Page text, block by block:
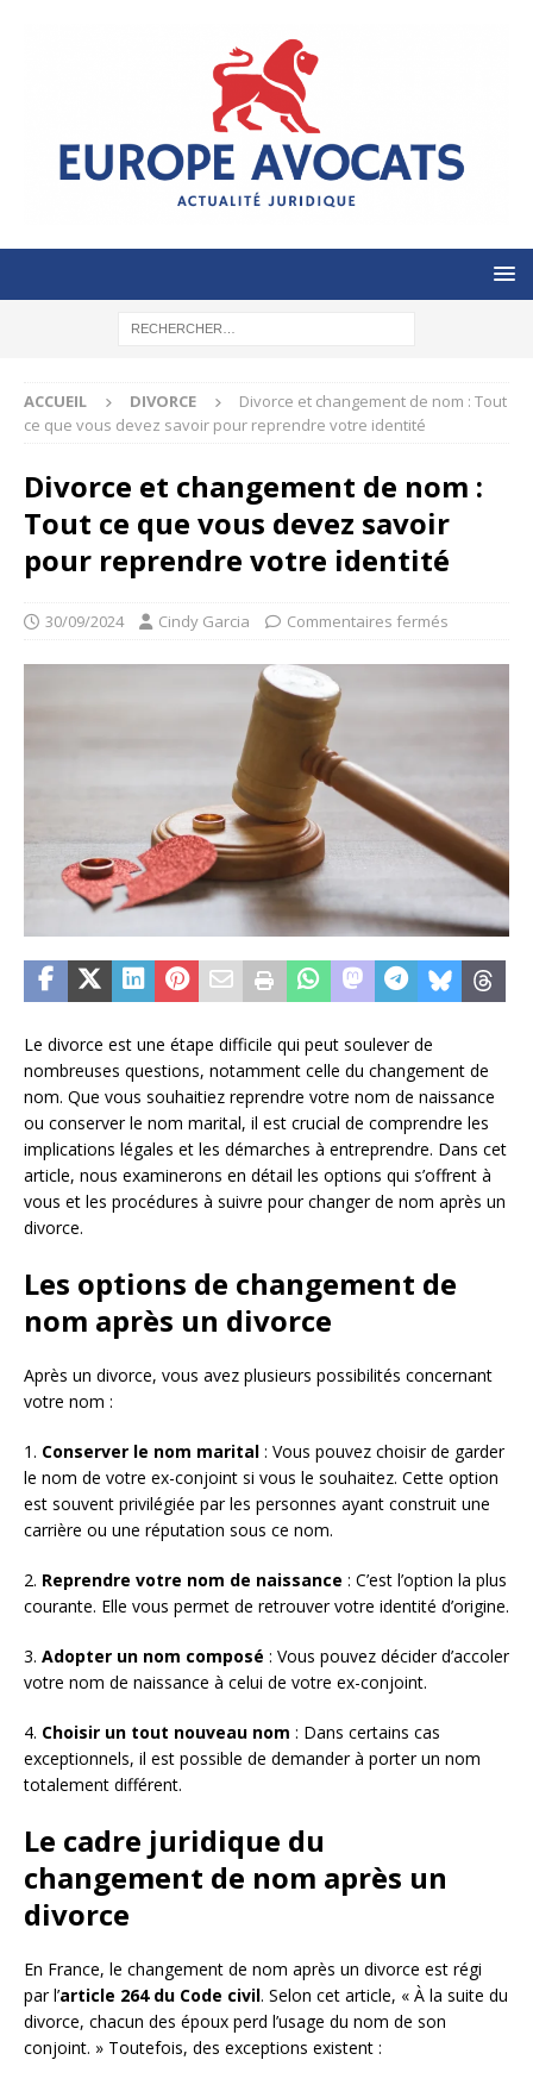
ACCUEIL DIVORCE
Divorce et changement de nom : Tout
ce que vous devez savoir pour reprendre votre identité
Divorce et changement de nom :
Tout ce que vous devez savoir
pour reprendre votre identité
30/09/2024 Cindy Garcia Commentaires fermés
Le divorce est une étape difficile qui peut soulever de
nombreuses questions, notamment celle du changement de
nom. Que vous souhaitiez reprendre votre nom de naissance
ou conserver le nom marital, il est crucial de comprendre les
implications légales et les démarches à entreprendre. Dans cet
article, nous examinerons en détail les options qui s’offrent à
vous et les procédures à suivre pour changer de nom après un
divorce.
Les options de changement de
nom après un divorce
Après un divorce, vous avez plusieurs possibilités concernant
votre nom :
1. Conserver le nom marital : Vous pouvez choisir de garder
le nom de votre ex-conjoint si vous le souhaitez. Cette option
est souvent privilégiée par les personnes ayant construit une
carrière ou une réputation sous ce nom.
2. Reprendre votre nom de naissance : C’est l’option la plus
courante. Elle vous permet de retrouver votre identité d’origine.
3. Adopter un nom composé : Vous pouvez décider d’accoler
votre nom de naissance à celui de votre ex-conjoint.
4. Choisir un tout nouveau nom : Dans certains cas
exceptionnels, il est possible de demander à porter un nom
totalement différent.
Le cadre juridique du
changement de nom après un
divorce
En France, le changement de nom après un divorce est régi
par l’article 264 du Code civil. Selon cet article, « À la suite du
divorce, chacun des époux perd l’usage du nom de son
conjoint. » Toutefois, des exceptions existent :